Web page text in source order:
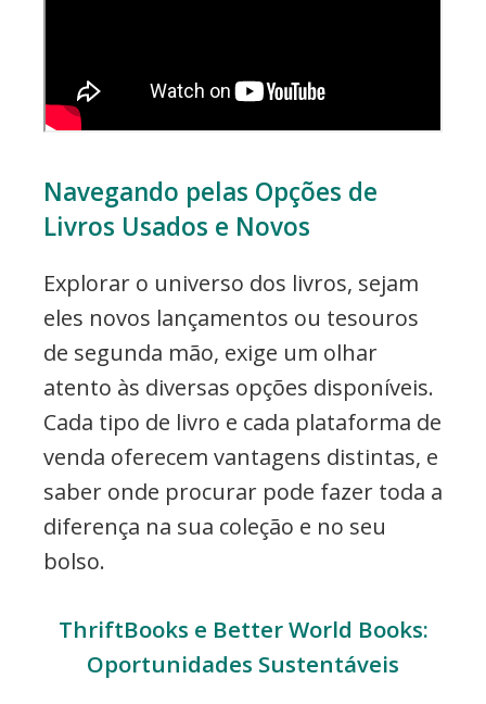
Navegando pelas Opções de
Livros Usados e Novos
Explorar o universo dos livros, sejam
eles novos lançamentos ou tesouros
de segunda mão, exige um olhar
atento às diversas opções disponíveis.
Cada tipo de livro e cada plataforma de
venda oferecem vantagens distintas, e
saber onde procurar pode fazer toda a
diferença na sua coleção e no seu
bolso.
ThriftBooks e Better World Books:
Oportunidades Sustentáveis